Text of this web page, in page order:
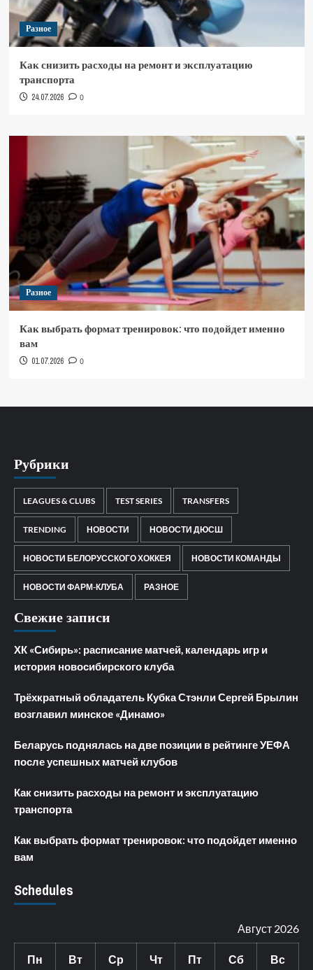
Разное
Как снизить расходы на ремонт и эксплуатацию
транспорта
24.07.2026 0
Разное
Как выбрать формат тренировок: что подойдет именно
вам
01.07.2026 0
Рубрики
LEAGUES & CLUBS TEST SERIES TRANSFERS
TRENDING НОВОСТИ НОВОСТИ ДЮСШ
НОВОСТИ БЕЛОРУССКОГО ХОККЕЯ НОВОСТИ КОМАНДЫ
НОВОСТИ ФАРМ-КЛУБА РАЗНОЕ
Свежие записи
ХК «Сибирь»: расписание матчей, календарь игр и
история новосибирского клуба
Трёхкратный обладатель Кубка Стэнли Сергей Брылин
возглавил минское «Динамо»
Беларусь поднялась на две позиции в рейтинге УЕФА
после успешных матчей клубов
Как снизить расходы на ремонт и эксплуатацию
транспорта
Как выбрать формат тренировок: что подойдет именно
вам
Schedules
Август 2026
Пн Вт Ср Чт Пт Сб Вс